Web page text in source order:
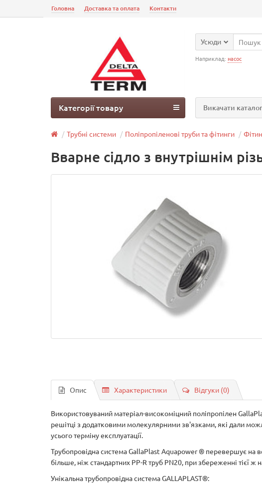
Головна Доставка та оплата Контакти
Усюди
Наприклад: насос
Викачати каталог
Категорії товару
Трубні системи Поліпропіленові труби та фітинги
Вварне сідло з внутрішнім
Опис Характеристики Відгуки (0)
Використовуваний матеріал-високоміцний поліпропілен
решітці з додатковими молекулярними зв'язками, які дали
усього терміну експлуатації.
Трубопровідна система GallaPlast Aquapower ® перевершує на
більше, ніж стандартних PP-R труб PN20, при збереженні тієї ж
Унікальна трубопровідна система GALLAPLAST®: